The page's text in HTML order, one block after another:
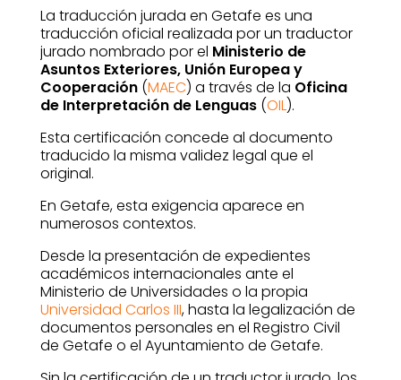
La traducción jurada en Getafe es una
traducción oficial realizada por un traductor
jurado nombrado por el Ministerio de
Asuntos Exteriores, Unión Europea y
Cooperación(MAEC) a través de la Oficina
de Interpretación de Lenguas(OIL).
Esta certificación concede al documento
traducido la misma validez legal que el
original.
En Getafe, esta exigencia aparece en
numerosos contextos.
Desde la presentación de expedientes
académicos internacionales ante el
Ministerio de Universidades o la propia
Universidad Carlos III, hasta la legalización de
documentos personales en el Registro Civil
de Getafe o el Ayuntamiento de Getafe.